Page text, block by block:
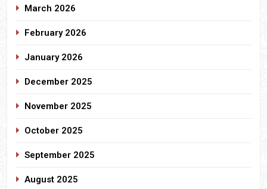
March 2026
February 2026
January 2026
December 2025
November 2025
October 2025
September 2025
August 2025